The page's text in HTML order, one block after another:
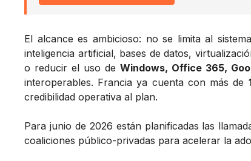
El alcance es ambicioso: no se limita al
inteligencia artificial, bases de datos,
o reducir el uso de Windows, Office 365,
interoperables. Francia ya cuenta con más de
credibilidad operativa al plan.
Para junio de 2026 están planificadas las
coaliciones público-privadas para acelerar la